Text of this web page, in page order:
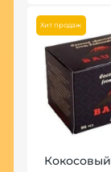
Хит продаж